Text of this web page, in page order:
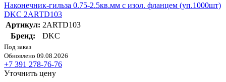
Наконечник-гильза 0.75-2.5кв.мм с изол. фланцем (уп.1000шт)
DKC 2ARTD103
Артикул: 2ARTD103
Бренд:
DKC
Под заказ
Обновлено 09.08.2026
+7 391 278-76-76
Уточнить цену